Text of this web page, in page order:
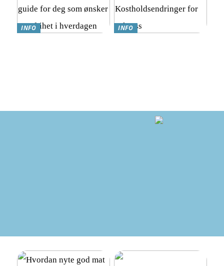
INFO
INFO